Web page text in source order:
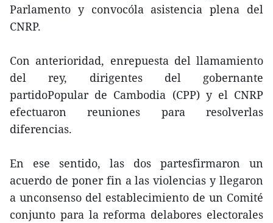
Parlamento y convocóla asistencia plena del
CNRP.
Con anterioridad, enrepuesta del llamamiento
del rey, dirigentes del gobernante
partidoPopular de Cambodia (CPP) y el CNRP
efectuaron reuniones para resolverlas
diferencias.
En ese sentido, las dos partesfirmaron un
acuerdo de poner fin a las violencias y llegaron
a unconsenso del establecimiento de un Comité
conjunto para la reforma delabores electorales